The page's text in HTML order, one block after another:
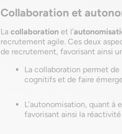
Collaboration et
La collaboration et l’
recrutement agile. Ces deux
de recrutement, favorisant ainsi
La collaboration permet
cognitifs et de faire
L’autonomisation, quant à
favorisant ainsi la